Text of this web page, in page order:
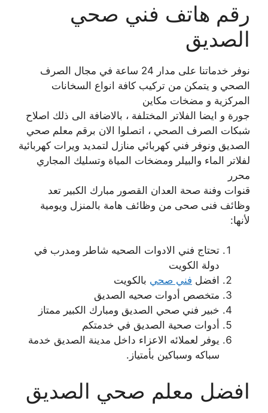
رقم هاتف فني صحي
الصديق
نوفر خدماتنا على مدار 24 ساعة في مجال الصرف
الصحي و يتمكن من تركيب كافة انواع السخانات
المركزية و مضخات مكاين
جورة و ايضا الفلاتر المختلفة ، بالاضافة الى ذلك اصلاح
شبكات الصرف الصحي ، اتصلوا الان برقم معلم صحي
الصديق ونوفر فني كهربائي منازل لتمديد ويرات كهربائية
لفلاتر الماء والبيلر ومضخات المياة وتسليك المجاري
محرر
قنوات وفنة صحة العدان القصور مبارك الكبير تعد
وظائف فنى صحى من وظائف هامة بالمنزل ويومية
لأنها:
تحتاج فني الادوات الصحيه شاطر ومدرب في
دولة الكويت
افضل فني صحي بالكويت
متخصص أدوات صحيه الصديق
خبير فني صحي الصديق ومبارك الكبير ممتاز
أدوات صحية الصديق في خدمتكم
يوفر لعملائه الاعزاء داخل مدينة الصديق خدمة
سباكه وسباكين بأمتياز.
افضل معلم صحي الصديق